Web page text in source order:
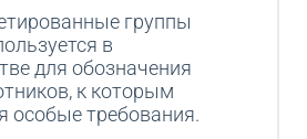
группы
в
для обозначения
к которым
особые требования.